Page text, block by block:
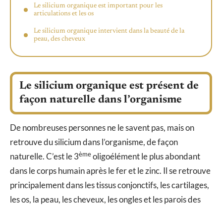
Le silicium organique est important pour les
articulations et les os
Le silicium organique intervient dans la beauté de la
peau, des cheveux
Le silicium organique est présent de
façon naturelle dans l’organisme
De nombreuses personnes ne le savent pas, mais on
retrouve du silicium dans l’organisme, de façon
naturelle. C’est le 3èmeoligoélément le plus abondant
dans le corps humain après le fer et le zinc. Il se retrouve
principalement dans les tissus conjonctifs, les cartilages,
les os, la peau, les cheveux, les ongles et les parois des